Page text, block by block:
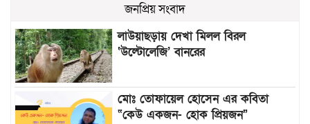
জনপ্রিয় সংবাদ
লাউয়াছড়ায় দেখা মিলল বিরল
‘উল্টোলেজি’ বানরের
মোঃ তোফায়েল হোসেন এর কবিতা
“কেউ একজন- হোক প্রিয়জন”